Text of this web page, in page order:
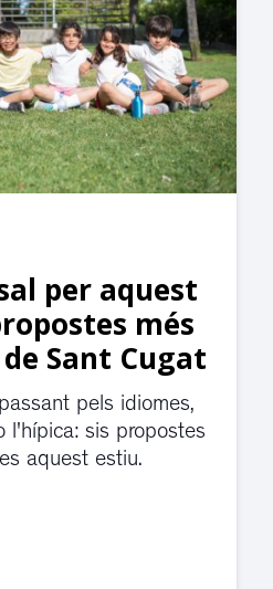
als
fins
una fuita
i el jutjat de
s'han traslladat a